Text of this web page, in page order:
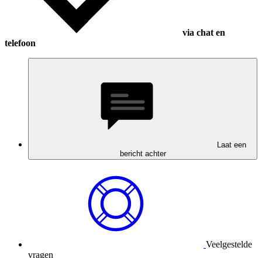
via chat en
telefoon
Laat een
bericht achter
Veelgestelde
vragen